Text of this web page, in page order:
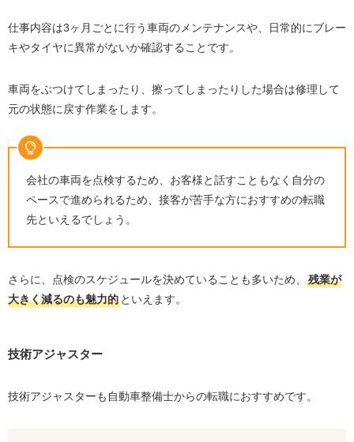
仕事内容は3ヶ月ごとに行う車両のメンテナンスや、日常的にブレー
キやタイヤに異常がないか確認することです。
車両をぶつけてしまったり、擦ってしまったりした場合は修理して
元の状態に戻す作業をします。
会社の車両を点検するため、お客様と話すこともなく自分の
ペースで進められるため、接客が苦手な方におすすめの転職
先といえるでしょう。
さらに、点検のスケジュールを決めていることも多いため、
残業が
大きく減るのも魅力的といえます。
技術アジャスター
技術アジャスターも自動車整備士からの転職におすすめです。